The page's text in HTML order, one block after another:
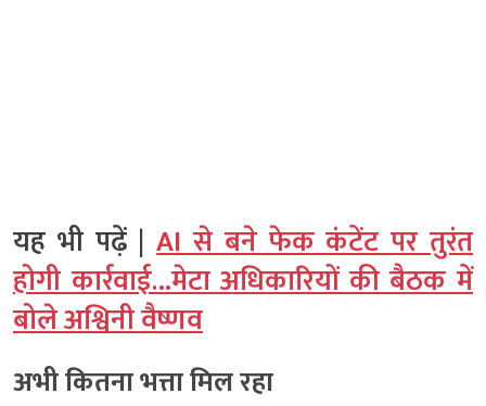
यह भी पढ़ें |AI से बने फेक कंटेंट पर तुरंत
होगी कार्रवाई…मेटा अधिकारियों की बैठक में
बोले अश्विनी वैष्णव
अभी कितना भत्ता मिल रहा